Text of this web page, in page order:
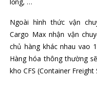
Ngoài hình thức vận
Cargo Max nhận vận
chủ hàng khác nhau vao
Hàng hóa thông thường
kho CFS (Container Freight